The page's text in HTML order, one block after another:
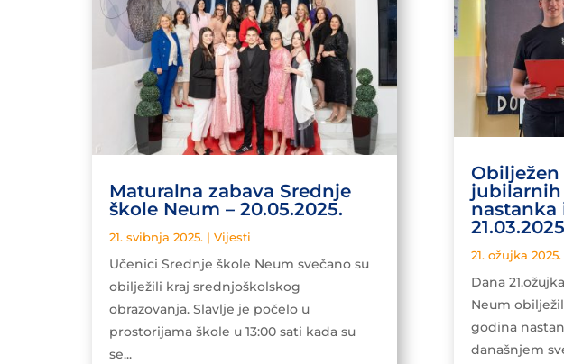
Maturalna zabava Srednje
škole Neum – 20.05.2025.
21. svibnja 2025. | Vijesti
Učenici Srednje škole Neum svečano su
obilježili kraj srednjoškolskog
obrazovanja. Slavlje je počelo u
prostorijama škole u 13:00 sati kada su
se...
Obilježen
jubilarnih
nastanka
21. ožujka 2025.
Dana
Neum
godina
današnjem